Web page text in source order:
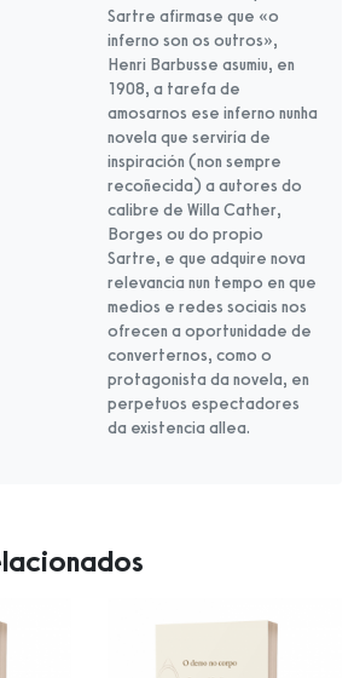
Sartre afirmase que «o
inferno son os outros»,
Henri Barbusse asumiu, en
1908, a tarefa de
amosarnos ese inferno nunha
novela que serviría de
inspiración (non sempre
recoñecida) a autores do
calibre de Willa Cather,
Borges ou do propio
Sartre, e que adquire nova
relevancia nun tempo en que
medios e redes sociais nos
ofrecen a oportunidade de
converternos, como o
protagonista da novela, en
perpetuos espectadores
da existencia allea.